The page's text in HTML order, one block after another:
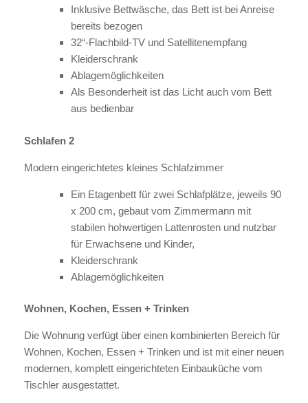
Inklusive Bettwäsche, das Bett ist bei Anreise
bereits bezogen
32“-Flachbild-TV und Satellitenempfang
Kleiderschrank
Ablagemöglichkeiten
Als Besonderheit ist das Licht auch vom Bett
aus bedienbar
Schlafen 2
Modern eingerichtetes kleines Schlafzimmer
Ein Etagenbett für zwei Schlafplätze, jeweils 90
x 200 cm, gebaut vom Zimmermann mit
stabilen hohwertigen Lattenrosten und nutzbar
für Erwachsene und Kinder,
Kleiderschrank
Ablagemöglichkeiten
Wohnen, Kochen, Essen + Trinken
Die Wohnung verfügt über einen kombinierten Bereich für
Wohnen, Kochen, Essen + Trinken und ist mit einer neuen
modernen, komplett eingerichteten Einbauküche vom
Tischler ausgestattet.